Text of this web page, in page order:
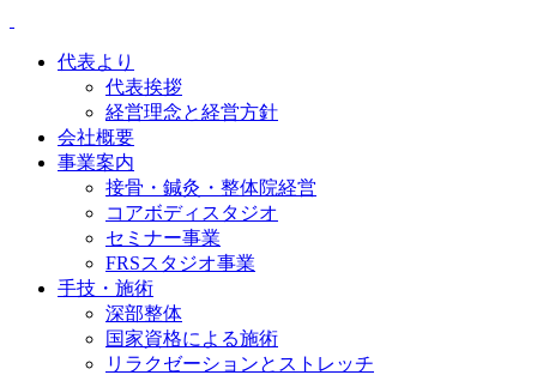
代表より
代表挨拶
経営理念と経営方針
会社概要
事業案内
接骨・鍼灸・整体院経営
コアボディスタジオ
セミナー事業
FRSスタジオ事業
手技・施術
深部整体
国家資格による施術
リラクゼーションとストレッチ